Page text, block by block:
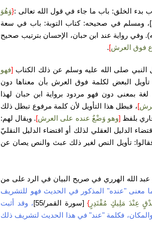
الخلق: باب ما جاء في قول الله تعالى :{وَهُوَ
[سورة الروم/27]، ومسلم في صحيحه: كتاب التوبة: باب في سعة
وفي رواية عند ابن حبان، الإحسان بترتيب صحيح
فوق العرش]
.
النبي صلى الله عليه وسلم عن ذلك الكتاب [فهو
تأويل البعض لكلمة فوق العرش بأن معناها دون
بمعنى دون فهو مردود برواية ابن حبان لهذا
]، فبطل هذا التأويل لأن كلمة مرفوع تبطل ذلك
بلفظ[وهو وَضْعٌ عنده على العرش]. ويقال لهم:
الدليل العقلي لذلك أو اقتضاء الدليل النقليّ
تأويل النص لغير ذلك عبث والنص يصان عن
عبد الله الهرري في صريح البيان في الرد على من
معنى "عنده" المذكور في الحديث فهو للتشريف
عِنْدَ مَلِيكٍ مُقْتَدِرٍ } [سورة القمر/55]
، وقد أثبت
والمكان، فكلمة "عند" في هذا الحديث لتشريف ذلك